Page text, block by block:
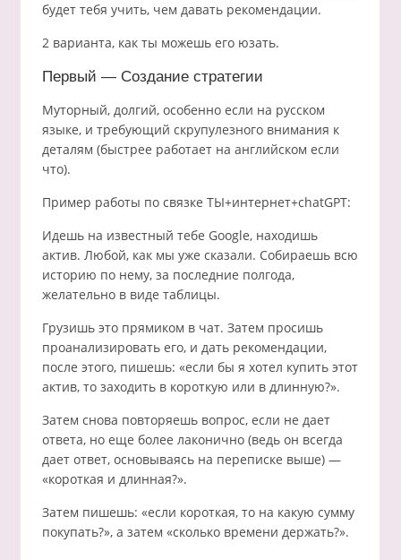
будет тебя учить, чем давать рекомендации.
2 варианта, как ты можешь его юзать.
Первый — Создание стратегии
Муторный, долгий, особенно если на русском
языке, и требующий скрупулезного внимания к
деталям (быстрее работает на английском если
что).
Пример работы по связке ТЫ+интернет+chatGPT:
Идешь на известный тебе Google, находишь
актив. Любой, как мы уже сказали. Собираешь всю
историю по нему, за последние полгода,
желательно в виде таблицы.
Грузишь это прямиком в чат. Затем просишь
проанализировать его, и дать рекомендации,
после этого, пишешь: «если бы я хотел купить этот
актив, то заходить в короткую или в длинную?».
Затем снова повторяешь вопрос, если не дает
ответа, но еще более лаконично (ведь он всегда
дает ответ, основываясь на переписке выше) —
«короткая и длинная?».
Затем пишешь: «если короткая, то на какую сумму
покупать?», а затем «сколько времени держать?».